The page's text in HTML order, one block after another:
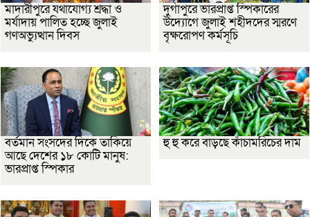
মাদারীপুরে যথাযোগ্য শ্রদ্ধা ও
মর্যাদায় পালিত হচ্ছে জুলাই
গণঅভ্যুত্থান দিবস
দুর্গাপুরে ভারপ্রাপ্ত স্পিকারের
উদ্যোগে জুলাই শহীদদের স্মরণে
বৃক্ষরোপণ কর্মসূচি
বর্তমান সংসদের দিকে তাকিয়ে
আছে দেশের ১৮ কোটি মানুষ:
ভারপ্রাপ্ত স্পিকার
হু হু করে বাড়ছে কাঁচামরিচের দাম